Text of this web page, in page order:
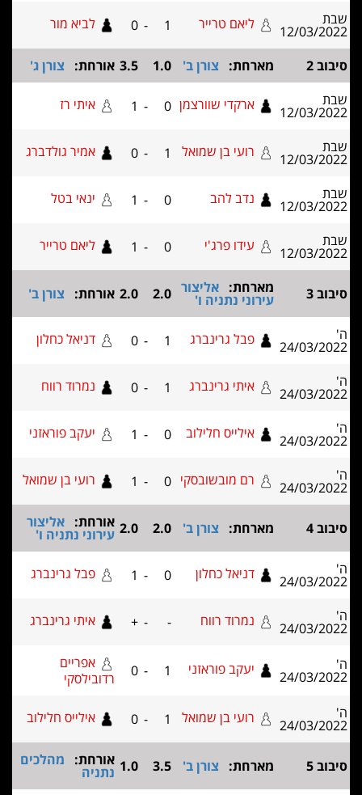
12/ ליאם טרייר 1 לביא מור
מארחת:צורן ב' 1.0
3.5 אורחת:צורן ג'
12/ ארקדי שוורצמן 0
-
1 איתי רז
12/ רועי בן שמואל 1
-
0 אמיר גולדברג
12/ נדב להב 0 ינאי בטל
12/ עידו פרג'י 0 ליאם טרייר
מארחת:אליצור
עירוני נתניה ו' 2.0
2.0 אורחת:צורן ב'
24/ פבל גרינברג 1
- דניאל כחלון
24/ איתי גרינברג 1
- נמרוד רווח
24/ אילייס חלילוב 0
- יעקב פוראזני
24/ רם מובשובסקי 0
-
1 רועי בן שמואל
מארחת:צורן ב' 2.0
2.0 אורחת:אליצור
עירוני נתניה ו'
24/ דניאל כחלון 0 פבל גרינברג
24/ נמרוד רווח - איתי גרינברג
24/ יעקב פוראזני 1
-
אפריים
רדובילסקי
24/ רועי בן שמואל 1
-
0 אילייס חלילוב
מארחת:צורן ב' 3.5
1.0 אורחת:מהלכים
נתניה